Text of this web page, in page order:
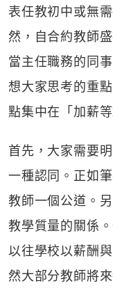
表任教初中或無
然，自合約教師
當主任職務的同
想大家思考的重
點集中在「加薪
首先，大家需要
一種認同。正如
教師一個公道。
教學質量的關係
以往學校以薪酬
然大部分教師將